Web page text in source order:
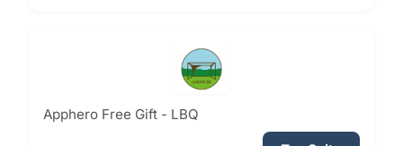
Apphero Free Gift - LBQ